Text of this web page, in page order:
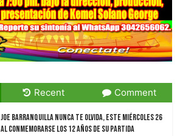
Recent Comment
JOE Barranquilla nunca te olvida, Este miércoles 26
al conmemorarse los 12 años de su partida